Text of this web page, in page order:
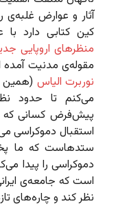
آثار و عوارض غلبه‌ی
کین کتابی دارد با
منظرهای اروپایی
مقوله‌ی مدنیت
نوربرت الیاس (همین
می‌کنم تا حدود
پیش‌فرض کسانی که
استقبال دموکراسی
ستدهاست که ما
دموکراسی را پیدا
است که جامعه‌ی
نظر کند و چاره‌های